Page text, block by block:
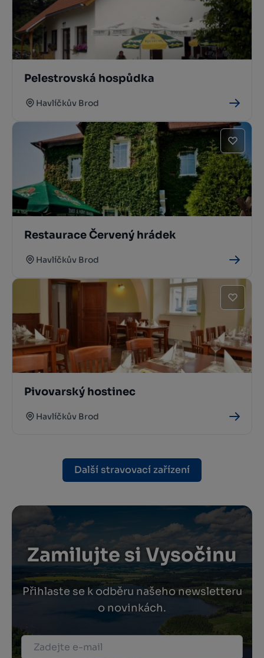
Pelestrovská hospůdka
Havlíčkův Brod
Restaurace Červený hrádek
Havlíčkův Brod
Pivovarský hostinec
Havlíčkův Brod
Další stravovací zařízení
Zamilujte si Vysočinu
Přihlaste se k odběru našeho newsletteru
o novinkách.